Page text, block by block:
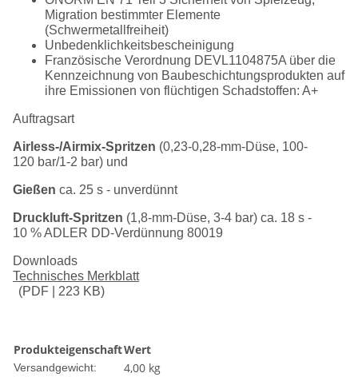
Migration bestimmter Elemente
(Schwermetallfreiheit)
Unbedenklichkeitsbescheinigung
Französische Verordnung DEVL1104875A über die
Kennzeichnung von Baubeschichtungsprodukten auf
ihre Emissionen von flüchtigen Schadstoffen: A+
Auftragsart
Airless-/Airmix-Spritzen (0,23-0,28-mm-Düse, 100-
120 bar/1-2 bar) und
Gießen ca. 25 s - unverdünnt
Druckluft-Spritzen (1,8-mm-Düse, 3-4 bar) ca. 18 s -
10 % ADLER DD-Verdünnung 80019
Downloads
Technisches Merkblatt
(PDF | 223 KB)
ProdukteigenschaftWert
Versandgewicht: 4,00 kg